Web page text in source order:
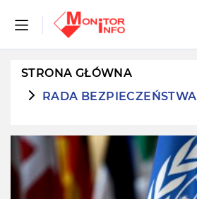
STRONA GŁÓWNA
RADA